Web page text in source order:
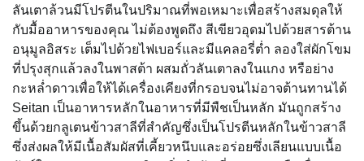
ลันเตาล้วนมีโปรตีนในปริมาณที่พอเหมาะเพื่อสร้างสมดุลให้
กับมื้ออาหารของคุณ ไม่ต้องพูดถึง สีเขียวอุดมไปด้วยสารต้าน
อนุมูลอิสระ เต็มไปด้วยไฟเบอร์และมีแคลอรี่ต่ำ ลองใส่ผักโขม
ที่ปรุงสุกแล้วลงในพาสต้า ผสมถั่วลันเตาลงในแกง หรือย่าง
กะหล่ำดาวเพื่อให้ได้เครื่องเคียงที่กรอบจนไม่อาจต้านทานได้
Seitan เป็นอาหารหลักในอาหารที่มีพืชเป็นหลัก มันถูกสร้าง
ขึ้นด้วยกลูเตนข้าวสาลีที่สำคัญซึ่งเป็นโปรตีนหลักในข้าวสาลี
ซึ่งส่งผลให้มีเนื้อสัมผัสที่เคี้ยวหนึบและอร่อยซึ่งเลียนแบบเนื้อ